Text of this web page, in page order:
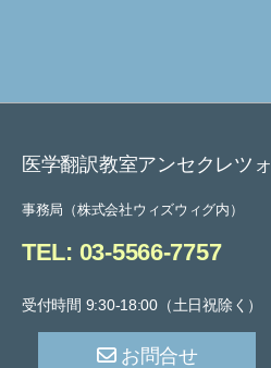
医学翻訳教室アンセクレツォ
事務局（株式会社ウィズウィグ内）
TEL: 03-5566-7757
受付時間 9:30-18:00（土日祝除く）
お問合せ